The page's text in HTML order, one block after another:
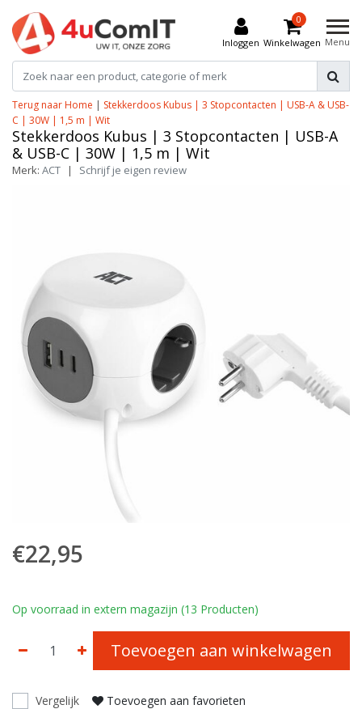
Inloggen
0
Winkelwagen Menu
Terug naar Home | Stekkerdoos Kubus | 3 Stopcontacten | USB-A & USB-
C | 30W | 1,5 m | Wit
Stekkerdoos Kubus | 3 Stopcontacten | USB-A
& USB-C | 30W | 1,5 m | Wit
Merk: ACT | Schrijf je eigen review
€22,95
Op voorraad in extern magazijn (13 Producten)
Toevoegen aan winkelwagen
Vergelijk Toevoegen aan favorieten